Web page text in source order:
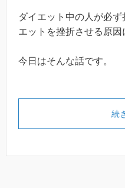
ダイエット中の人が必
エットを挫折させる原因
今日はそんな話です。
続